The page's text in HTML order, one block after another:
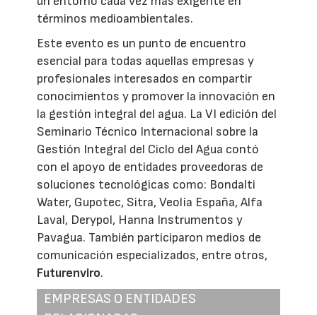
términos medioambientales.
Este evento es un punto de encuentro
esencial para todas aquellas empresas y
profesionales interesados en compartir
conocimientos y promover la innovación en
la gestión integral del agua. La VI edición del
Seminario Técnico Internacional sobre la
Gestión Integral del Ciclo del Agua contó
con el apoyo de entidades proveedoras de
soluciones tecnológicas como: Bondalti
Water, Gupotec, Sitra, Veolia España, Alfa
Laval, Derypol, Hanna Instrumentos y
Pavagua. También participaron medios de
comunicación especializados, entre otros,
Futurenviro.
EMPRESAS O ENTIDADES